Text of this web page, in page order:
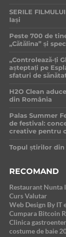
SERILE
Iași
Peste 700 de
„Cătălina” și
„Controlează-ți
așteptați pe
sfaturi de
H2O Clean
din România
Palas Summer
de festival:
creative pentru
Topul știrilor din
RECOMAND
Restaurant Nunta
Curs Valutar
Web Design By IT
Cumpara Bitcoin
Clinica
costume de baie